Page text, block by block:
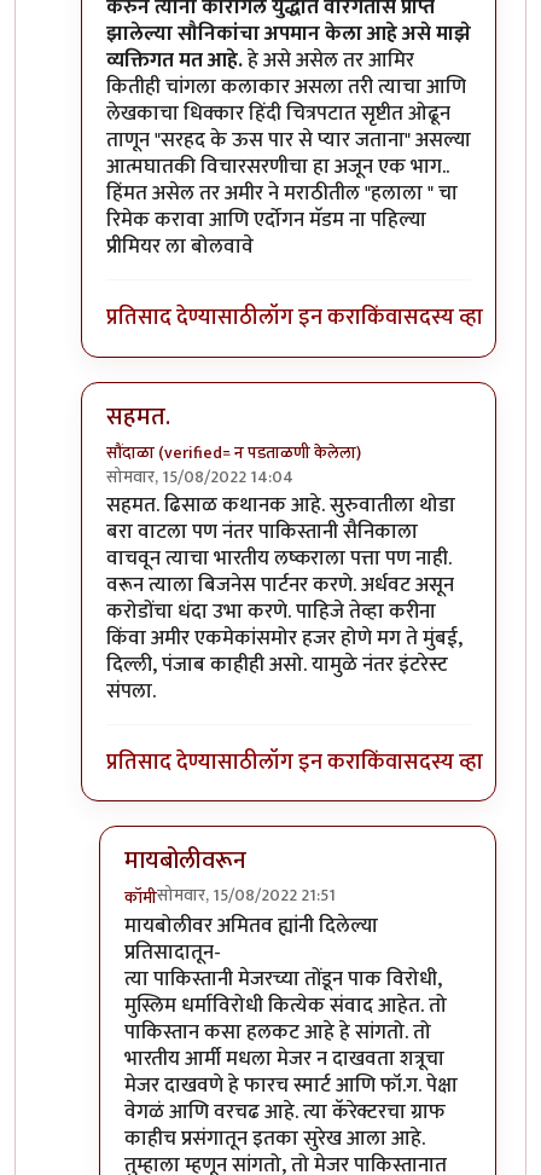
करुन त्यांनी कारगिल युद्धात वीरगतीस प्राप्त
झालेल्या सौनिकांचा अपमान केला आहे असे माझे
व्यक्तिगत मत आहे.हे असे असेल तर आमिर
कितीही चांगला कलाकार असला तरी त्याचा आणि
लेखकाचा धिक्कार हिंदी चित्रपटात सृष्टीत ओढून
ताणून "सरहद के ऊस पार से प्यार जताना" असल्या
आत्मघातकी विचारसरणीचा हा अजून एक भाग..
हिंमत असेल तर अमीर ने मराठीतील "हलाला " चा
रिमेक करावा आणि एर्दोगन मॅडम ना पहिल्या
प्रीमियर ला बोलवावे
प्रतिसाद देण्यासाठीलॉग इन कराकिंवासदस्य व्हा
सहमत.
सौंदाळा (verified= न पडताळणी केलेला)
सोमवार, 15/08/2022 14:04
In reply to@ चौकस२१२byमदनबाण
सहमत. ढिसाळ कथानक आहे. सुरुवातीला थोडा
बरा वाटला पण नंतर पाकिस्तानी सैनिकाला
वाचवून त्याचा भारतीय लष्कराला पत्ता पण नाही.
वरून त्याला बिजनेस पार्टनर करणे. अर्धवट असून
करोडोंचा धंदा उभा करणे. पाहिजे तेव्हा करीना
किंवा अमीर एकमेकांसमोर हजर होणे मग ते मुंबई,
दिल्ली, पंजाब काहीही असो. यामुळे नंतर इंटरेस्ट
संपला.
प्रतिसाद देण्यासाठीलॉग इन कराकिंवासदस्य व्हा
मायबोलीवरून
कॉमीसोमवार, 15/08/2022 21:51
In reply toसहमत.byसौंदाळा (verified= न
मायबोलीवर अमितव ह्यांनी दिलेल्या
प्रतिसादातून-
त्या पाकिस्तानी मेजरच्या तोंडून पाक विरोधी,
मुस्लिम धर्माविरोधी कित्येक संवाद आहेत. तो
पाकिस्तान कसा हलकट आहे हे सांगतो. तो
भारतीय आर्मी मधला मेजर न दाखवता शत्रूचा
मेजर दाखवणे हे फारच स्मार्ट आणि फॉ.ग. पेक्षा
वेगळं आणि वरचढ आहे. त्या कॅरेक्टरचा ग्राफ
काहीच प्रसंगातून इतका सुरेख आला आहे.
तुम्हाला म्हणून सांगतो, तो मेजर पाकिस्तानात